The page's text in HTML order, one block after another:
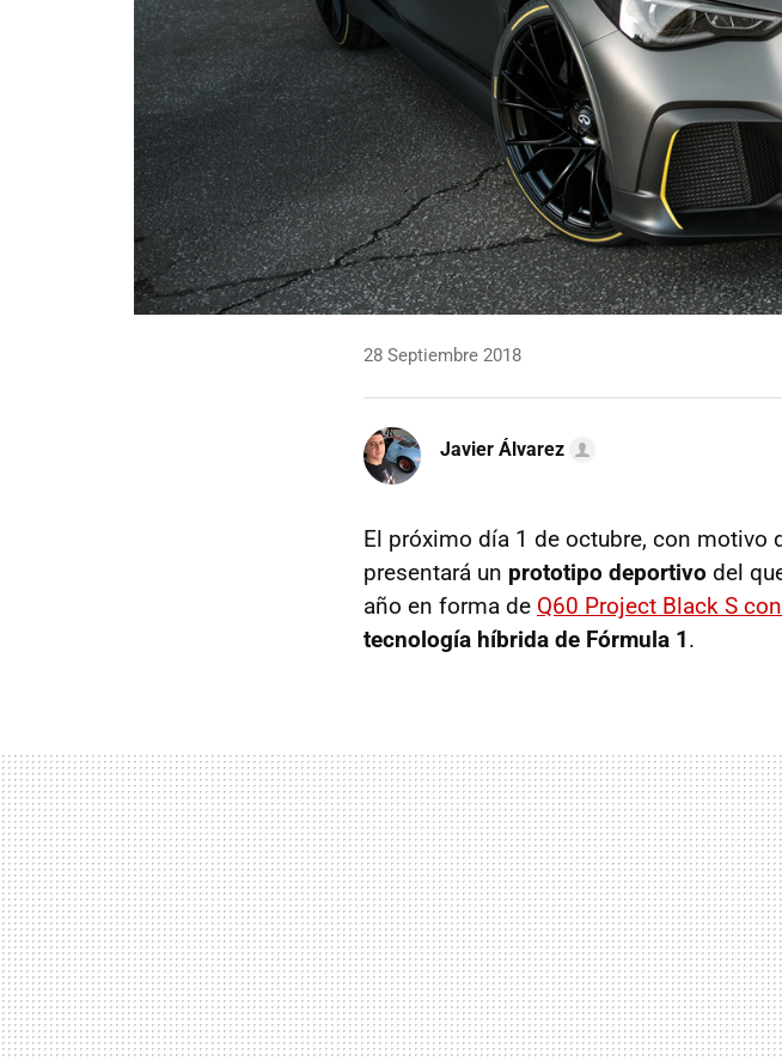
28 Septiembre 2018
Javier Álvarez
El próximo día 1 de octubre, con motivo
presentará un prototipo deportivo del
año en forma de Q60 Project Black S
tecnología híbrida de Fórmula 1.